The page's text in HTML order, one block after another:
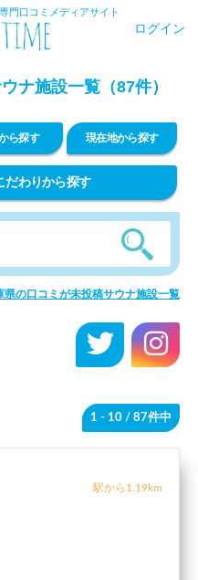
門口コミメディアサイト
ログイン
ナ施設一覧（87件）
ら探す 現在地から探す
だわりから探す
県の口コミが未投稿サウナ施設一覧
1 - 10 / 87件中
駅から1.19km